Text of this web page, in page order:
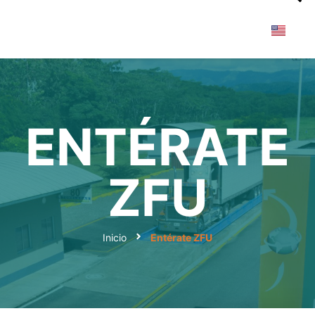
ENTÉRATE
ZFU
Inicio Entérate ZFU